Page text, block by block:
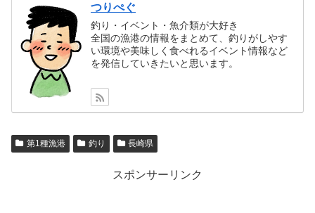
つりぺぐ
釣り・イベント・魚介類が大好き
全国の漁港の情報をまとめて、釣りがしやす
い環境や美味しく食べれるイベント情報など
を発信していきたいと思います。
第1種漁港 釣り 長崎県
スポンサーリンク